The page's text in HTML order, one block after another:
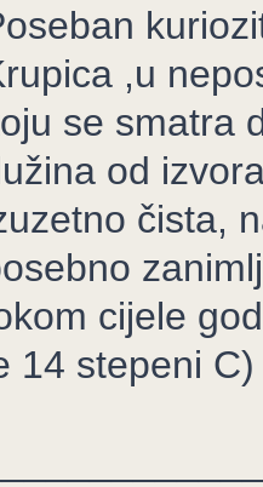
,u
se smatra
od
čista,
cijele
14 stepeni C)